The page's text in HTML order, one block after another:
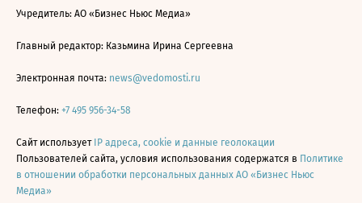
Учредитель: АО «Бизнес Ньюс Медиа»
Главный редактор: Казьмина Ирина Сергеевна
Электронная почта: news@vedomosti.ru
Телефон: +7 495 956-34-58
Сайт использует IP адреса, cookie и данные геолокации
Пользователей сайта, условия использования содержатся в Политике
в отношении обработки персональных данных АО «Бизнес Ньюс
Медиа»